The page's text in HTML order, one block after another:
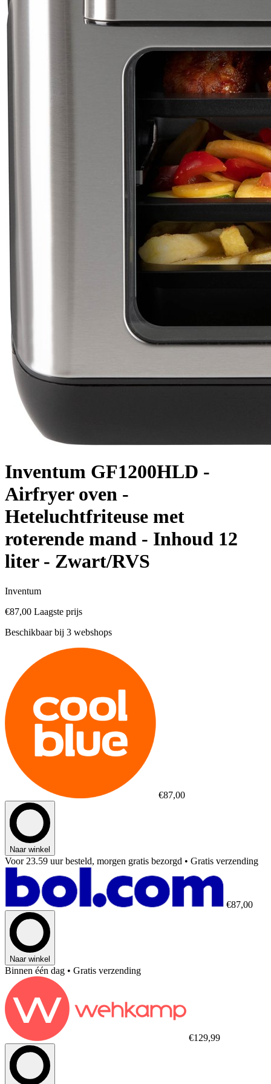
Inventum GF1200HLD -
Airfryer oven -
Heteluchtfriteuse met
roterende mand - Inhoud 12
liter - Zwart/RVS
Inventum
€87,00 Laagste prijs
Beschikbaar bij 3 webshops
€87,00
Naar winkel
Voor 23.59 uur besteld, morgen gratis bezorgd • Gratis verzending
€87,00
Naar winkel
Binnen één dag • Gratis verzending
€129,99